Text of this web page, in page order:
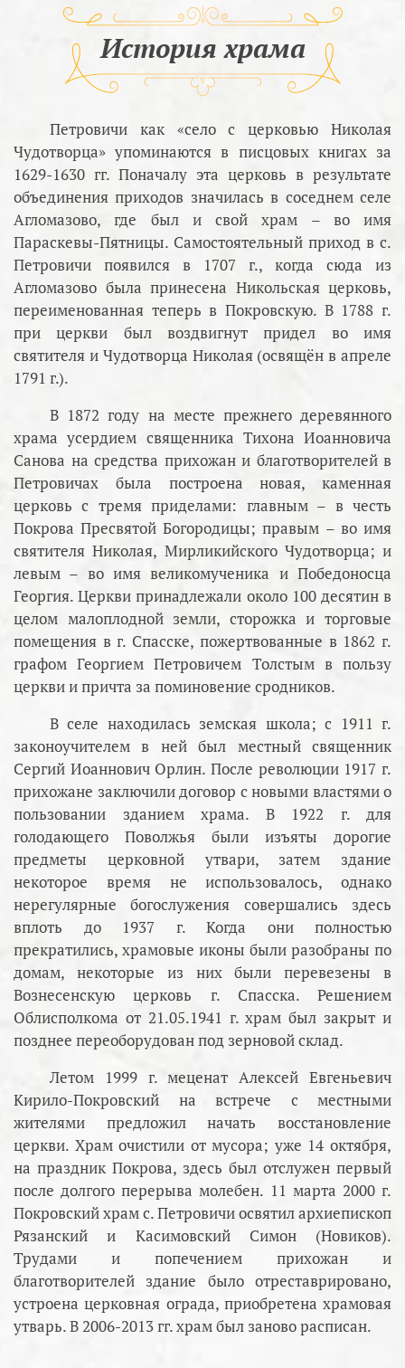
История храма
Петровичи как «село с церковью Николая
Чудотворца» упоминаются в писцовых книгах за
1629-1630 гг. Поначалу эта церковь в результате
объединения приходов значилась в соседнем селе
Агломазово, где был и свой храм – во имя
Параскевы-Пятницы. Самостоятельный приход в с.
Петровичи появился в 1707 г., когда сюда из
Агломазово была принесена Никольская церковь,
переименованная теперь в Покровскую. В 1788 г.
при церкви был воздвигнут придел во имя
святителя и Чудотворца Николая (освящён в апреле
1791 г.).
В 1872 году на месте прежнего деревянного
храма усердием священника Тихона Иоанновича
Санова на средства прихожан и благотворителей в
Петровичах была построена новая, каменная
церковь с тремя приделами: главным – в честь
Покрова Пресвятой Богородицы; правым – во имя
святителя Николая, Мирликийского Чудотворца; и
левым – во имя великомученика и Победоносца
Георгия. Церкви принадлежали около 100 десятин в
целом малоплодной земли, сторожка и торговые
помещения в г. Спасске, пожертвованные в 1862 г.
графом Георгием Петровичем Толстым в пользу
церкви и причта за поминовение сродников.
В селе находилась земская школа; с 1911 г.
законоучителем в ней был местный священник
Сергий Иоаннович Орлин. После революции 1917 г.
прихожане заключили договор с новыми властями о
пользовании зданием храма. В 1922 г. для
голодающего Поволжья были изъяты дорогие
предметы церковной утвари, затем здание
некоторое время не использовалось, однако
нерегулярные богослужения совершались здесь
вплоть до 1937 г. Когда они полностью
прекратились, храмовые иконы были разобраны по
домам, некоторые из них были перевезены в
Вознесенскую церковь г. Спасска. Решением
Облисполкома от 21.05.1941 г. храм был закрыт и
позднее переоборудован под зерновой склад.
Летом 1999 г. меценат Алексей Евгеньевич
Кирило-Покровский на встрече с местными
жителями предложил начать восстановление
церкви. Храм очистили от мусора; уже 14 октября,
на праздник Покрова, здесь был отслужен первый
после долгого перерыва молебен. 11 марта 2000 г.
Покровский храм с. Петровичи освятил архиепископ
Рязанский и Касимовский Симон (Новиков).
Трудами и попечением прихожан и
благотворителей здание было отреставрировано,
устроена церковная ограда, приобретена храмовая
утварь. В 2006-2013 гг. храм был заново расписан.